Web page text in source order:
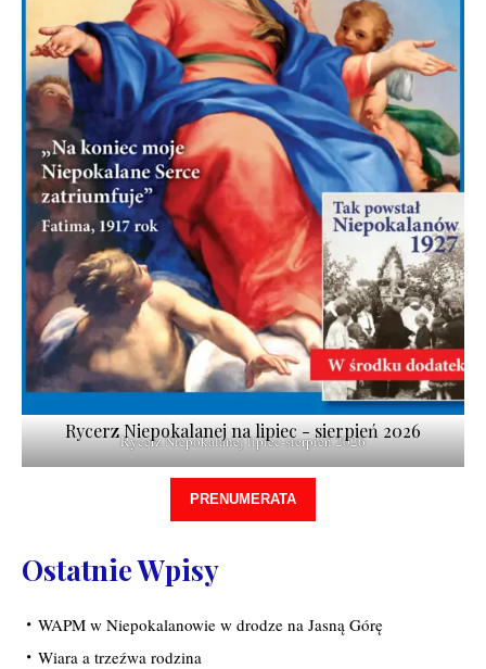
Rycerz Niepokalanej lipiec-sierpień 2026
Rycerz Niepokalanej na lipiec - sierpień 2026
PRENUMERATA
Ostatnie Wpisy
WAPM w Niepokalanowie w drodze na Jasną Górę
Wiara a trzeźwa rodzina